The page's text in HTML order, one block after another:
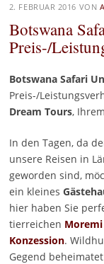
Zum
Inhalt
springen
2. FEBRUAR 2016 VON
Botswana
Preis-/
Botswana Safari
Preis-/
Dream Tours, Ihrem
In den Tagen, da
unsere Reisen in
geworden sind,
ein kleines
hier haben Sie
tierreichen Moremi
Konzession.
Gegend